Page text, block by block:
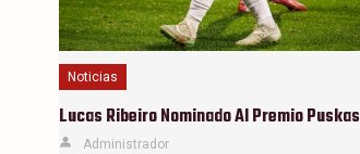
Noticias
Lucas Ribeiro Nominado Al Premio Puskas
Administrador